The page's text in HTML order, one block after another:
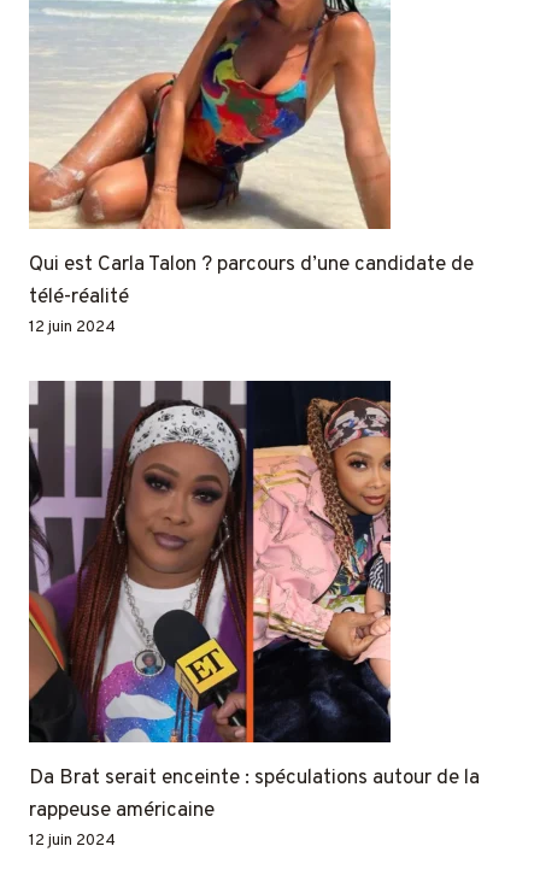
Qui est Carla Talon ? parcours d’une candidate de
télé-réalité
12 juin 2024
Da Brat serait enceinte : spéculations autour de la
rappeuse américaine
12 juin 2024